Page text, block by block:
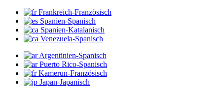
Frankreich-Französisch
Spanien-Spanisch
Spanien-Katalanisch
Venezuela-Spanisch
Argentinien-Spanisch
Puerto Rico-Spanisch
Kamerun-Französisch
Japan-Japanisch